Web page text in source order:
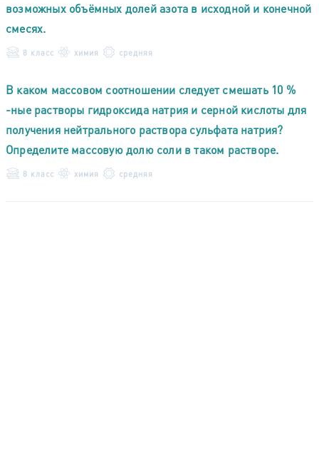
возможных объёмных долей азота в исходной и конечной
смесях.
8 класс химия средняя
В каком массовом соотношении следует смешать 10 %
-ные растворы гидроксида натрия и серной кислоты для
получения нейтрального раствора сульфата натрия?
Определите массовую долю соли в таком растворе.
8 класс химия средняя